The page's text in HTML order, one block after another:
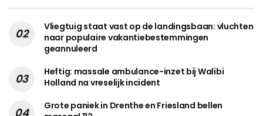
Vliegtuig staat vast op de landingsbaan: vluchten
naar populaire vakantiebestemmingen
geannuleerd
Heftig: massale ambulance-inzet bij Walibi
Holland na vreselijk incident
Grote paniek in Drenthe en Friesland bellen